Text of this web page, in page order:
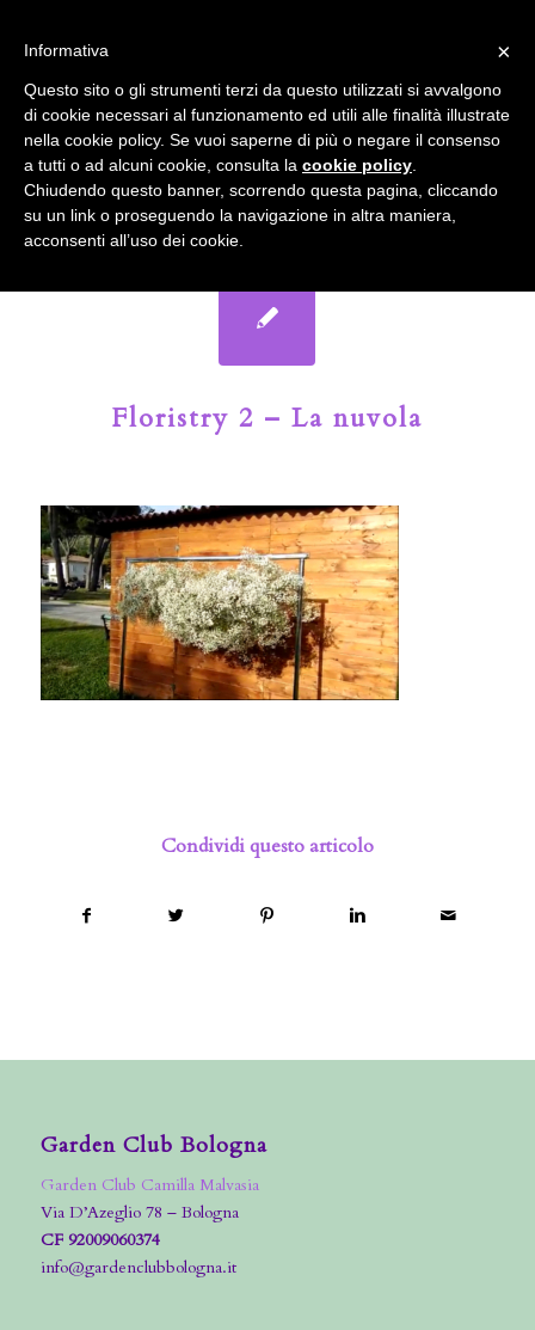
Il Blog del Garden Club di Bologna
Floristry 2 – La nuvola
Condividi questo articolo
Garden Club Bologna
Garden Club Camilla Malvasia
Via D’Azeglio 78 – Bologna
CF 92009060374
info@gardenclubbologna.it
accetta l'uso dei cookies previsto nella pagina dedicata.
Fai clic per abilitare/disabilitare il tracciamento di
Google Analytics.
OK Privacy e cookie policy
×
Informativa
Questo sito o gli strumenti terzi da questo utilizzati si avvalgono
di cookie necessari al funzionamento ed utili alle finalità illustrate
nella cookie policy. Se vuoi saperne di più o negare il consenso
a tutti o ad alcuni cookie, consulta la cookie policy
Chiudendo questo banner, scorrendo questa pagina, cliccando
su un link o proseguendo la navigazione in altra maniera,
acconsenti all’uso dei cookie.